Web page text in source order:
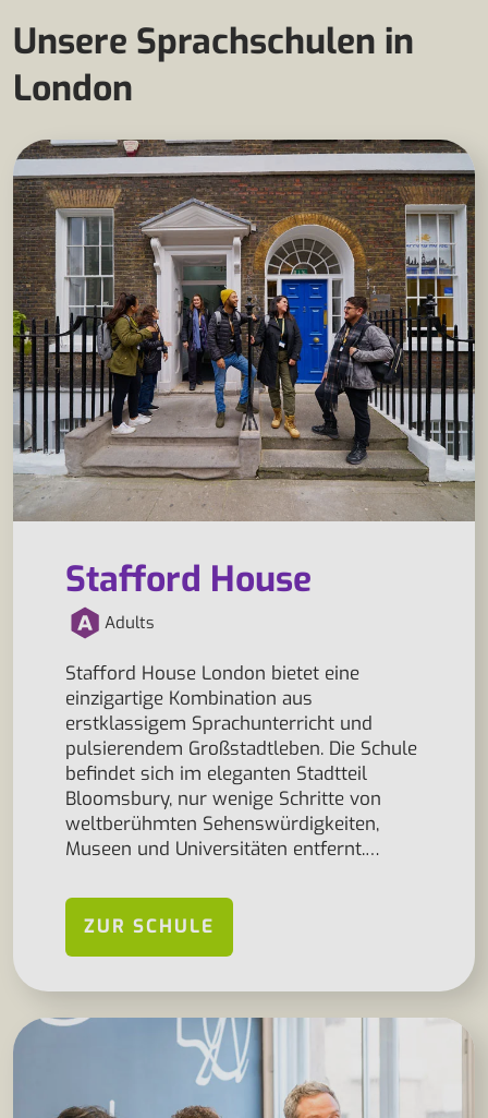
Unsere Sprachschulen in
London
Stafford House
Adults
Stafford House London bietet eine
einzigartige Kombination aus
erstklassigem Sprachunterricht und
pulsierendem Großstadtleben. Die Schule
befindet sich im eleganten Stadtteil
Bloomsbury, nur wenige Schritte von
weltberühmten Sehenswürdigkeiten,
Museen und Universitäten entfernt.…
ZUR SCHULE